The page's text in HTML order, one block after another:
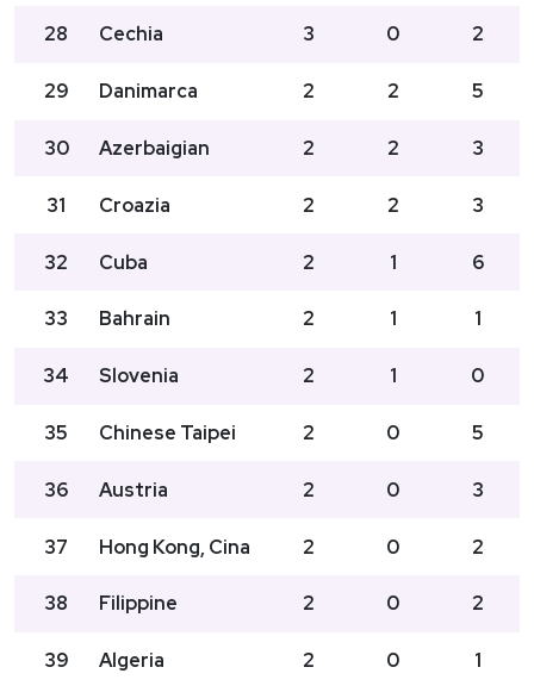
28 Cechia 3 0 2
29 Danimarca 2 2 5
30 Azerbaigian 2 2 3
31 Croazia 2 2 3
32 Cuba 2 1 6
33 Bahrain 2 1 1
34 Slovenia 2 1 0
35 Chinese Taipei 2 0 5
36 Austria 2 0 3
37 Hong Kong, Cina 2 0 2
38 Filippine 2 0 2
39 Algeria 2 0 1